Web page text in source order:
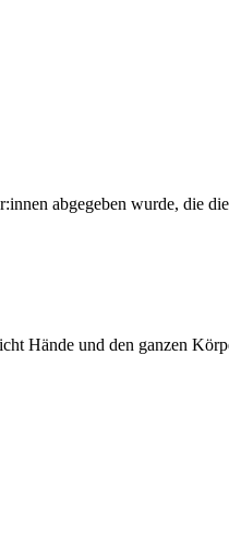
abgegeben wurde, die
Hände und den ganzen